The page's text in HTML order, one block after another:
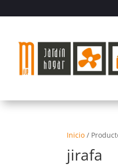
Inicio /
jirafa